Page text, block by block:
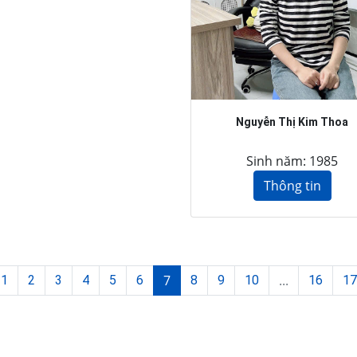
Nguyễn Thị Kim Thoa
Sinh năm: 1985
Thông tin
1 2 3 4 5 6 7 8 9 10 ... 16 17